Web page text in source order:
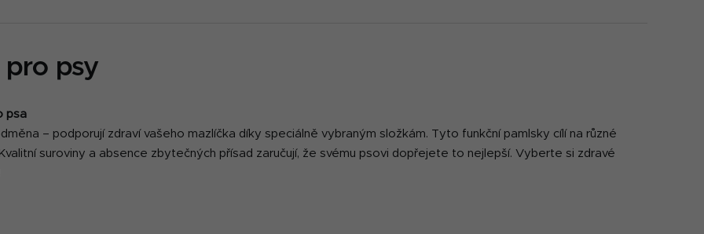
psy
psa
– podporují zdraví vašeho mazlíčka díky speciálně vybraným složkám. Tyto funkční pamlsky cílí na různé
suroviny a absence zbytečných přísad zaručují, že svému psovi dopřejete to nejlepší. Vyberte si zdravé